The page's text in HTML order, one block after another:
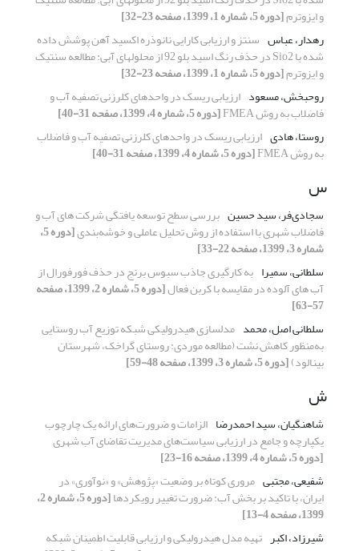
و ایزوترم[دوره 5، شماره 1، 1399، صفحه 23-32]
رهدار، عباس سنتز و ارزیابی کارایی نانوذره اکسید آهن پوشش داده
شده با Sio2 در حذف رنگ اسید بلو 92 از محلولهای آبی: مطالعه سنتیک
و ایزوترم[دوره 5، شماره 1، 1399، صفحه 23-32]
روحبخش، مسعود ارزیابی ریسک در واحدهای کلرزنی تصفیه آب و
فاضلاب به روش FMEA
[دوره 5، شماره 4، 1399، صفحه 31-40]
روستا، هادی ارزیابی ریسک در واحدهای کلرزنی تصفیه آب و فاضلاب
به روش FMEA [دوره 5، شماره 4، 1399، صفحه 31-40]
س
سجادی‌فر، سید حسین بررسی سطح توسعه ‏یافتگی شرکت های آب و
فاضلاب شهری با استفاده از روش تحلیل عاملی و خوشه‌بندی [دوره 5،
شماره 3، 1399، صفحه 22-33]
سلطانی، سمیرا
به‎ کارگیری جاذب سبوس برنج در حذف فورفورال از
آب‏ های آلوده در مقایسه با کربن فعال [دوره 5، شماره 2، 1399، صفحه
57-63]
سلطانی اصل، محمد مدل‏سازی هیدرولیکی شبکه توزیع آب روستایی
به‌منظور کاهش نشت (مطالعه موردی: روستای گراخک، شهرستان
بینالود)[دوره 5، شماره 3، 1399، صفحه 48-59]
ش
شاهنگیان، سید احمدرضا الزامات و ضرورت‌های ارائه یک چارچوب
یکپارچه و جامع در ارزیابی سیاست‌های مدیریت تقاضای آب شهری
[دوره 5، شماره 4، 1399، صفحه 16-23]
شفیعی، مجتبی مروری کوتاه بر وضعیت «پژوهش» و «نوآوری» در
ایران، با تاکید بر بخش آب: ضرورت تغییر رویکردها [دوره 5، شماره 2،
1399، صفحه 4-13]
شیرزاد، اکبر